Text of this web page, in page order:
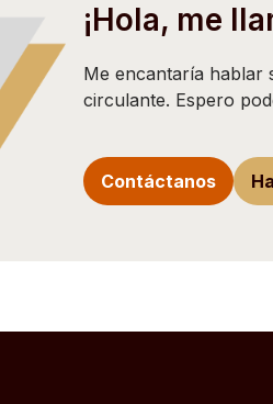
¡Hola, me
Me encantaría hablar
circulante. Espero
Contáctanos